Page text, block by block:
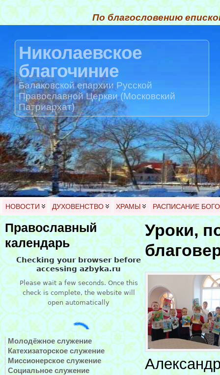
По благословению
Николаевское
благочиние
Балаковской епархии Русской
Православной Церкви (Московский
Патриархат)
НОВОСТИ ДУХОВЕНСТВО ХРАМЫ РАСПИСАНИЕ
Православный
календарь
Молодёжное служение
Катехизаторское служение
Миссионерское служение
Социальное служение
Уроки,